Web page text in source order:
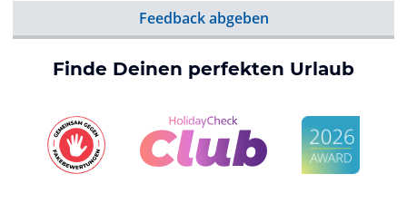
Feedback abgeben
Finde Deinen perfekten Urlaub